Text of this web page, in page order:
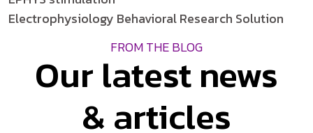
Electrophysiology Behavioral Research Solution
FROM THE BLOG
Our latest news
& articles